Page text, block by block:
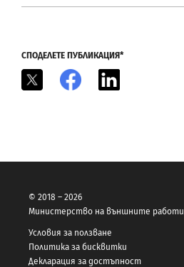
СПОДЕЛЕТЕ ПУБЛИКАЦИЯ*
Facebook
© 2018 – 2026
Министерство на външните работи
Условия за ползване
Политика за бисквитки
Декларация за достъпност